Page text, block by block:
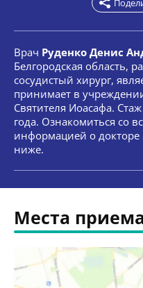
Врач Руденко Денис
Белгородская область,
сосудистый хирург,
принимает в
Святителя Иоасафа.
года. Ознакомиться со
информацией о
ниже.
Места